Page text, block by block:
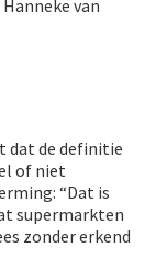
van
dat de definitie
of niet
“Dat is
supermarkten
zonder erkend